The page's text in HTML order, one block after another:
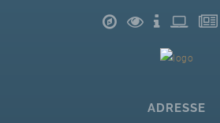
ADRESSE